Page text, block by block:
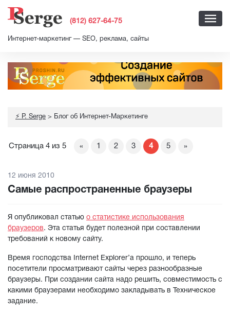
(812) 627-64-75
Интернет-маркетинг — SEO, реклама, сайты
⚡ P. Serge > Блог об Интернет-Маркетинге
Страница 4 из 5 « 1 2 3 4 5 »
12 июня 2010
Самые распространенные браузеры
Я опубликовал статью о статистике использования
браузеров. Эта статья будет полезной при составлении
требований к новому сайту.
Время господства Internet Explorer’а прошло, и теперь
посетители просматривают сайты через разнообразные
браузеры. При создании сайта надо решить, совместимость с
какими браузерами необходимо закладывать в Техническое
задание.